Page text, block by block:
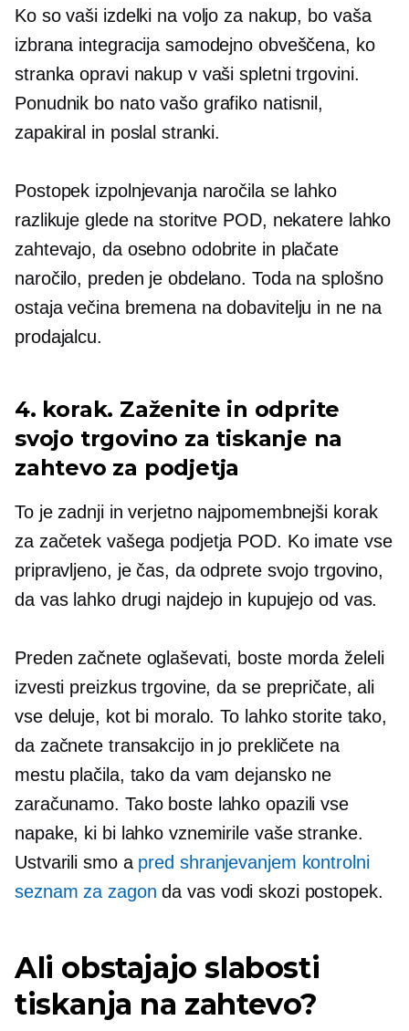
Ko so vaši izdelki na voljo za nakup, bo vaša
izbrana integracija samodejno obveščena, ko
stranka opravi nakup v vaši spletni trgovini.
Ponudnik bo nato vašo grafiko natisnil,
zapakiral in poslal stranki.
Postopek izpolnjevanja naročila se lahko
razlikuje glede na storitve POD, nekatere lahko
zahtevajo, da osebno odobrite in plačate
naročilo, preden je obdelano. Toda na splošno
ostaja večina bremena na dobavitelju in ne na
prodajalcu.
4. korak. Zaženite in odprite
svojo trgovino za tiskanje na
zahtevo za podjetja
To je zadnji in verjetno najpomembnejši korak
za začetek vašega podjetja POD. Ko imate vse
pripravljeno, je čas, da odprete svojo trgovino,
da vas lahko drugi najdejo in kupujejo od vas.
Preden začnete oglaševati, boste morda želeli
izvesti preizkus trgovine, da se prepričate, ali
vse deluje, kot bi moralo. To lahko storite tako,
da začnete transakcijo in jo prekličete na
mestu plačila, tako da vam dejansko ne
zaračunamo. Tako boste lahko opazili vse
napake, ki bi lahko vznemirile vaše stranke.
Ustvarili smo a pred shranjevanjem kontrolni
seznam za zagon da vas vodi skozi postopek.
Ali obstajajo slabosti
tiskanja na zahtevo?